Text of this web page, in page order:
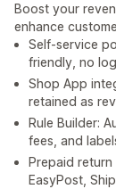
Boost your
enhance
Self-service
friendly, no
Shop App
retained as
Rule Builder:
fees, and
Prepaid
EasyPost,